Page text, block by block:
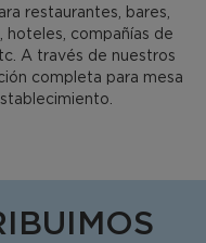
restaurantes, bares,
hoteles, compañías de
A través de nuestros
completa para mesa